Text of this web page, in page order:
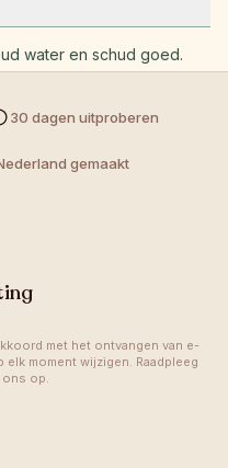
water en schud goed.
— voor de beste resultaten
30 dagen uitproberen
gemaakt
met het ontvangen van e-
moment wijzigen. Raadpleeg
op.